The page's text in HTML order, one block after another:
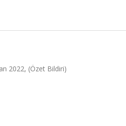
2022, (Özet Bildiri)